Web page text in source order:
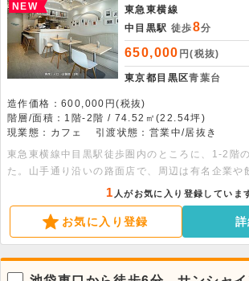
NEW
東急東横線
中目黒駅 徒歩8分
650,000 円(税抜)
東京都目黒区青葉台
造作価格：600,000円(税抜)
階層/面積：1階-2階 / 74.52㎡(22.54坪)
現業態：カフェ
引渡状態：営業中/居抜き
東急東横線中目黒駅徒歩圏内のところに、1-2階
た。山手通り沿いの路面店で、周辺は有名企業や
されているため、物件前は昼夜問わず人通りの多
階がカフェ、2階が美容クリニックとなっており
蔵設備・ステンレスフード・グリストラップ等が
しとなります。2階は医療機器が無くなった状態
しとなりますので、様々な使い方が出来る物件で
手通り沿いの好立地物件になりますので、お早め
1 人がお気に入り登録していま
お気に入り登録